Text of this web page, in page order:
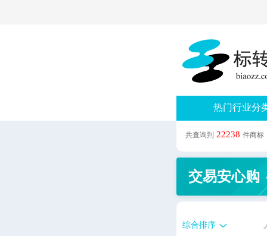
热门行业分
共查询到 22238 件商标
交易安心购
综合排序